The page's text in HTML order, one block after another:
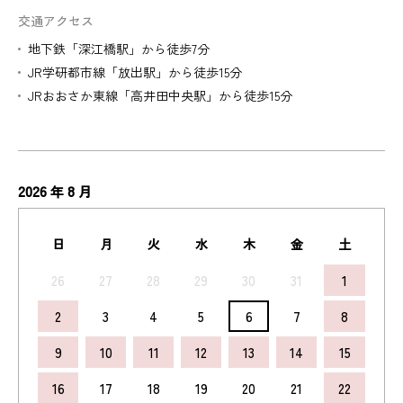
交通アクセス
地下鉄「深江橋駅」から徒歩7分
JR学研都市線「放出駅」から徒歩15分
JRおおさか東線「高井田中央駅」から徒歩15分
2026年8 月
日 月 火 水 木 金 土
26 27 28 29 30 31
1
2
3 4 5 6 7
8
9
10 11 12 13 14
15
16
17 18 19 20 21
22